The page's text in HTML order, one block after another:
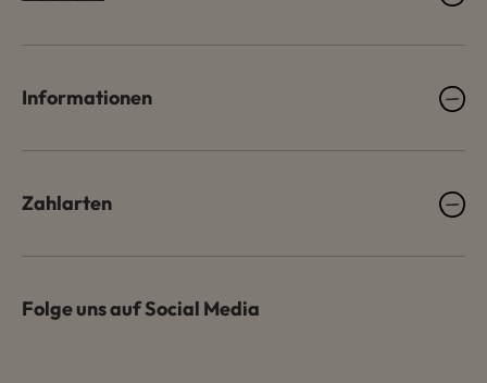
Informationen
Zahlarten
Folge uns auf Social Media